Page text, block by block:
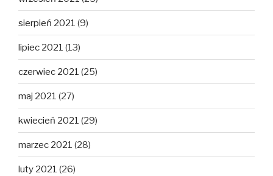
sierpień 2021 (9)
lipiec 2021 (13)
czerwiec 2021 (25)
maj 2021 (27)
kwiecień 2021 (29)
marzec 2021 (28)
luty 2021 (26)